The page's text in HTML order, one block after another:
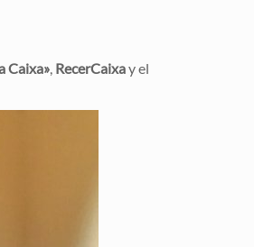
Caixa», RecerCaixay el